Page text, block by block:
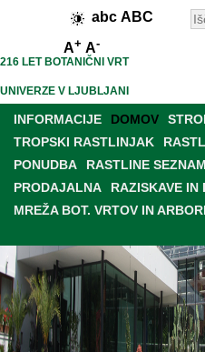
abc ABC
A+ A-
216 LET BOTANIČNI VRT
UNIVERZE V LJUBLJANI
INFORMACIJE DOMOV
TROPSKI RASTLINJAK
PONUDBA
RASTLINE SEZNAM
PRODAJALNA
RAZISKAVE IN
MREŽA BOT. VRTOV IN